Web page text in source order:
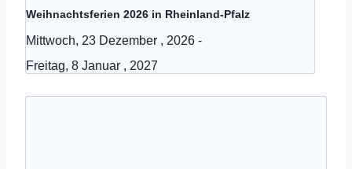
Weihnachtsferien 2026 in Rheinland-Pfalz
Mittwoch, 23 Dezember , 2026 -
Freitag, 8 Januar , 2027